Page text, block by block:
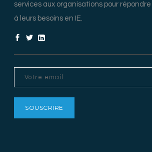
services aux organisations pour répondre
à leurs besoins en IE.